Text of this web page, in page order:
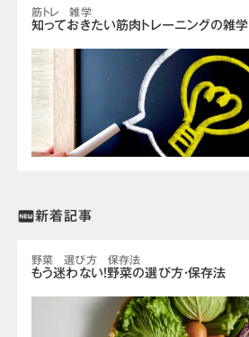
筋トレ 雑学
知っておきたい筋肉トレーニングの雑学
fiber_new新着記事
野菜 選び方 保存法
もう迷わない！野菜の選び方・保存法